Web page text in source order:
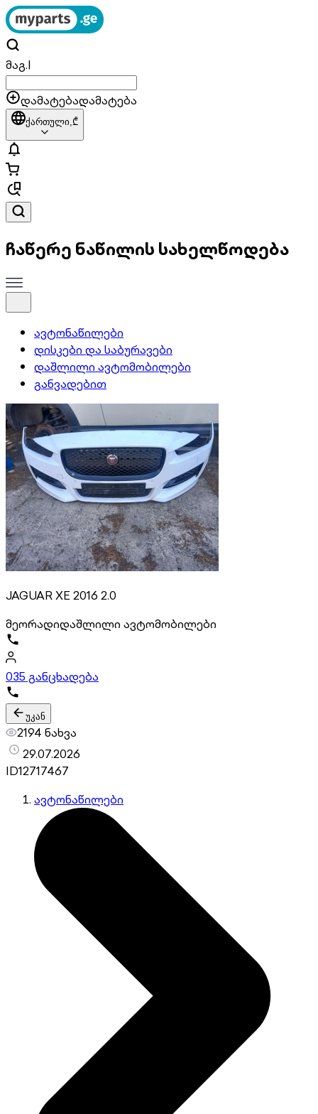
მაგ.|
დამატებადამატება
ქართული,₾
ჩაწერე ნაწილის სახელწოდება
ავტონაწილები
დისკები და საბურავები
დაშლილი ავტომობილები
განვადებით
JAGUAR XE 2016 2.0
მეორადიდაშლილი ავტომობილები
035 განცხადება
უკან
2194 ნახვა
29.07.2026
ID12717467
ავტონაწილები